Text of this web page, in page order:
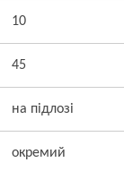
10
45
на підлозі
окремий